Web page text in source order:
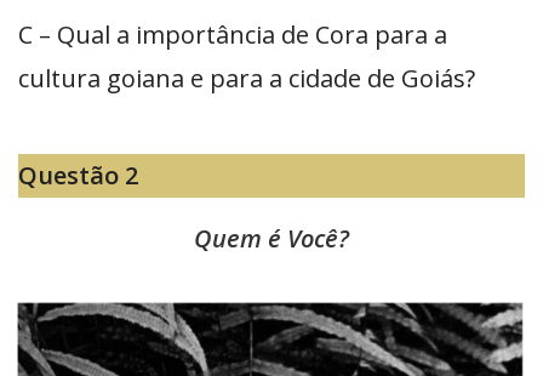
C – Qual a importância de Cora para a
cultura goiana e para a cidade de Goiás?
Questão 2
Quem é Você?